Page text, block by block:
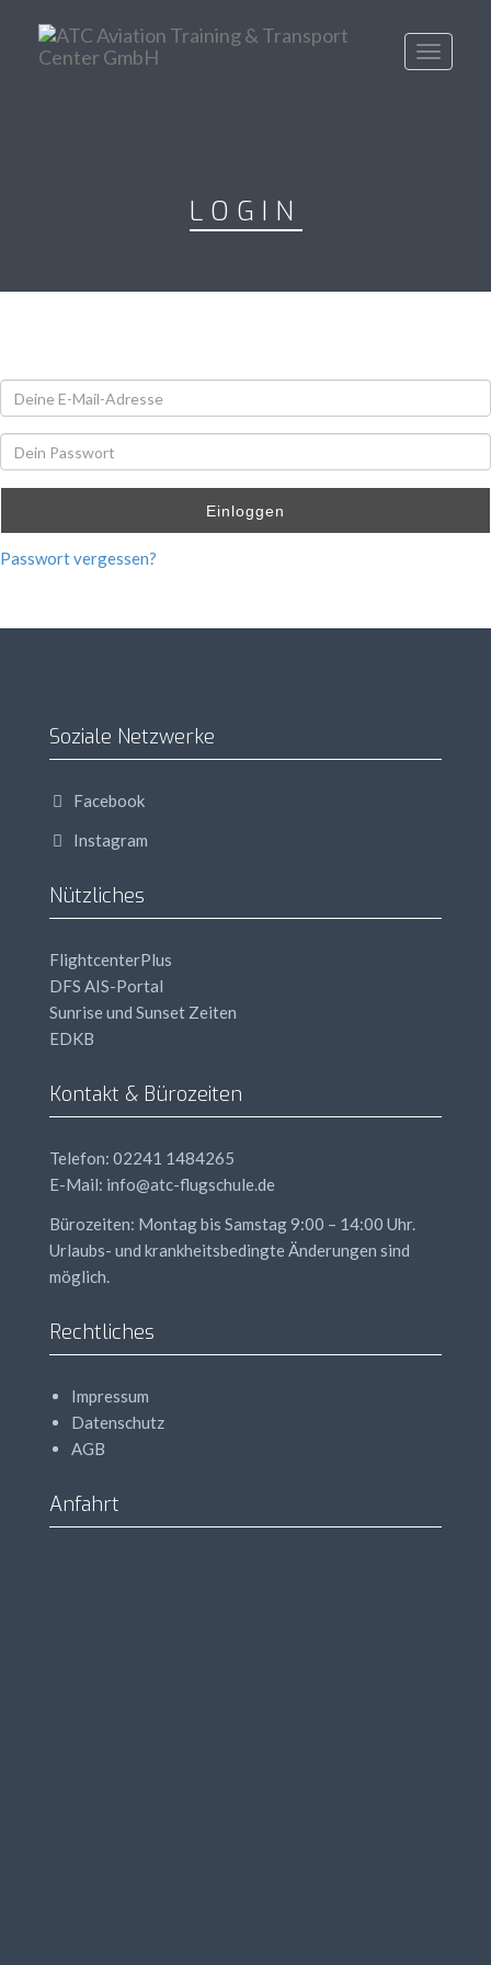
Toggle
LOGIN
Einloggen
Passwort vergessen?
Soziale Netzwerke
Facebook
Instagram
Nützliches
FlightcenterPlus
DFS AIS-Portal
Sunrise und Sunset Zeiten
EDKB
Kontakt & Bürozeiten
Telefon: 02241 1484265
E-Mail: info@atc-flugschule.de
Bürozeiten: Montag bis Samstag 9:00 – 14:00 Uhr.
Urlaubs- und krankheitsbedingte Änderungen sind
möglich.
Rechtliches
Impressum
Datenschutz
AGB
Anfahrt